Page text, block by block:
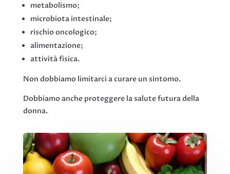
metabolismo;
microbiota intestinale;
rischio oncologico;
alimentazione;
attività fisica.
Non dobbiamo limitarci a curare un sintomo.
Dobbiamo anche proteggere la salute futura della
donna.